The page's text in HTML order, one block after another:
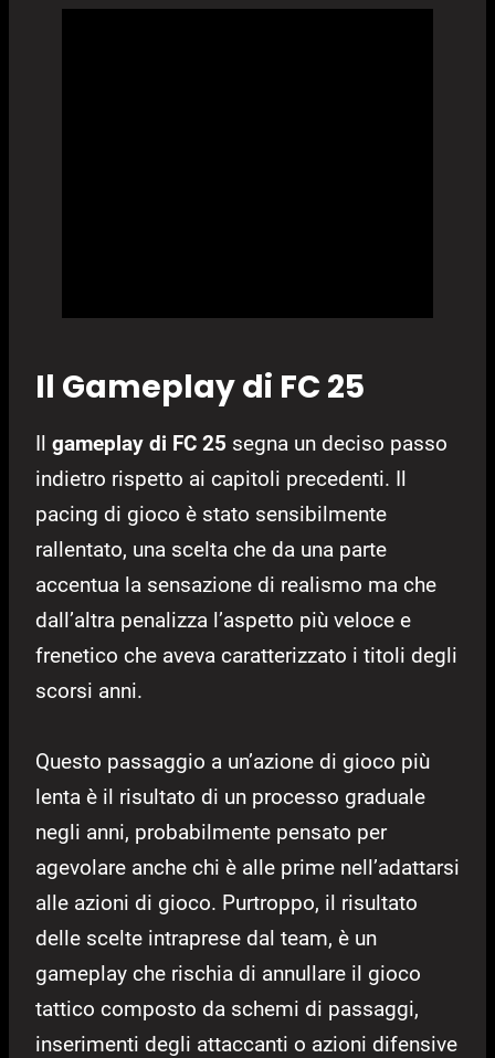
Il Gameplay di FC 25
Il gameplay di FC 25 segna un deciso passo
indietro rispetto ai capitoli precedenti. Il
pacing di gioco è stato sensibilmente
rallentato, una scelta che da una parte
accentua la sensazione di realismo ma che
dall’altra penalizza l’aspetto più veloce e
frenetico che aveva caratterizzato i titoli degli
scorsi anni.
Questo passaggio a un’azione di gioco più
lenta è il risultato di un processo graduale
negli anni, probabilmente pensato per
agevolare anche chi è alle prime nell’adattarsi
alle azioni di gioco. Purtroppo, il risultato
delle scelte intraprese dal team, è un
gameplay che rischia di annullare il gioco
tattico composto da schemi di passaggi,
inserimenti degli attaccanti o azioni difensive